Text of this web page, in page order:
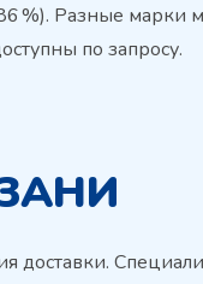
%). Разные марки
по запросу.
доставки.